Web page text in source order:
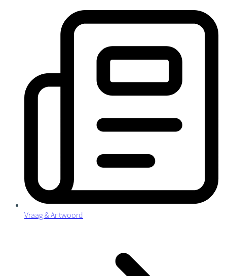
Vraag & Antwoord